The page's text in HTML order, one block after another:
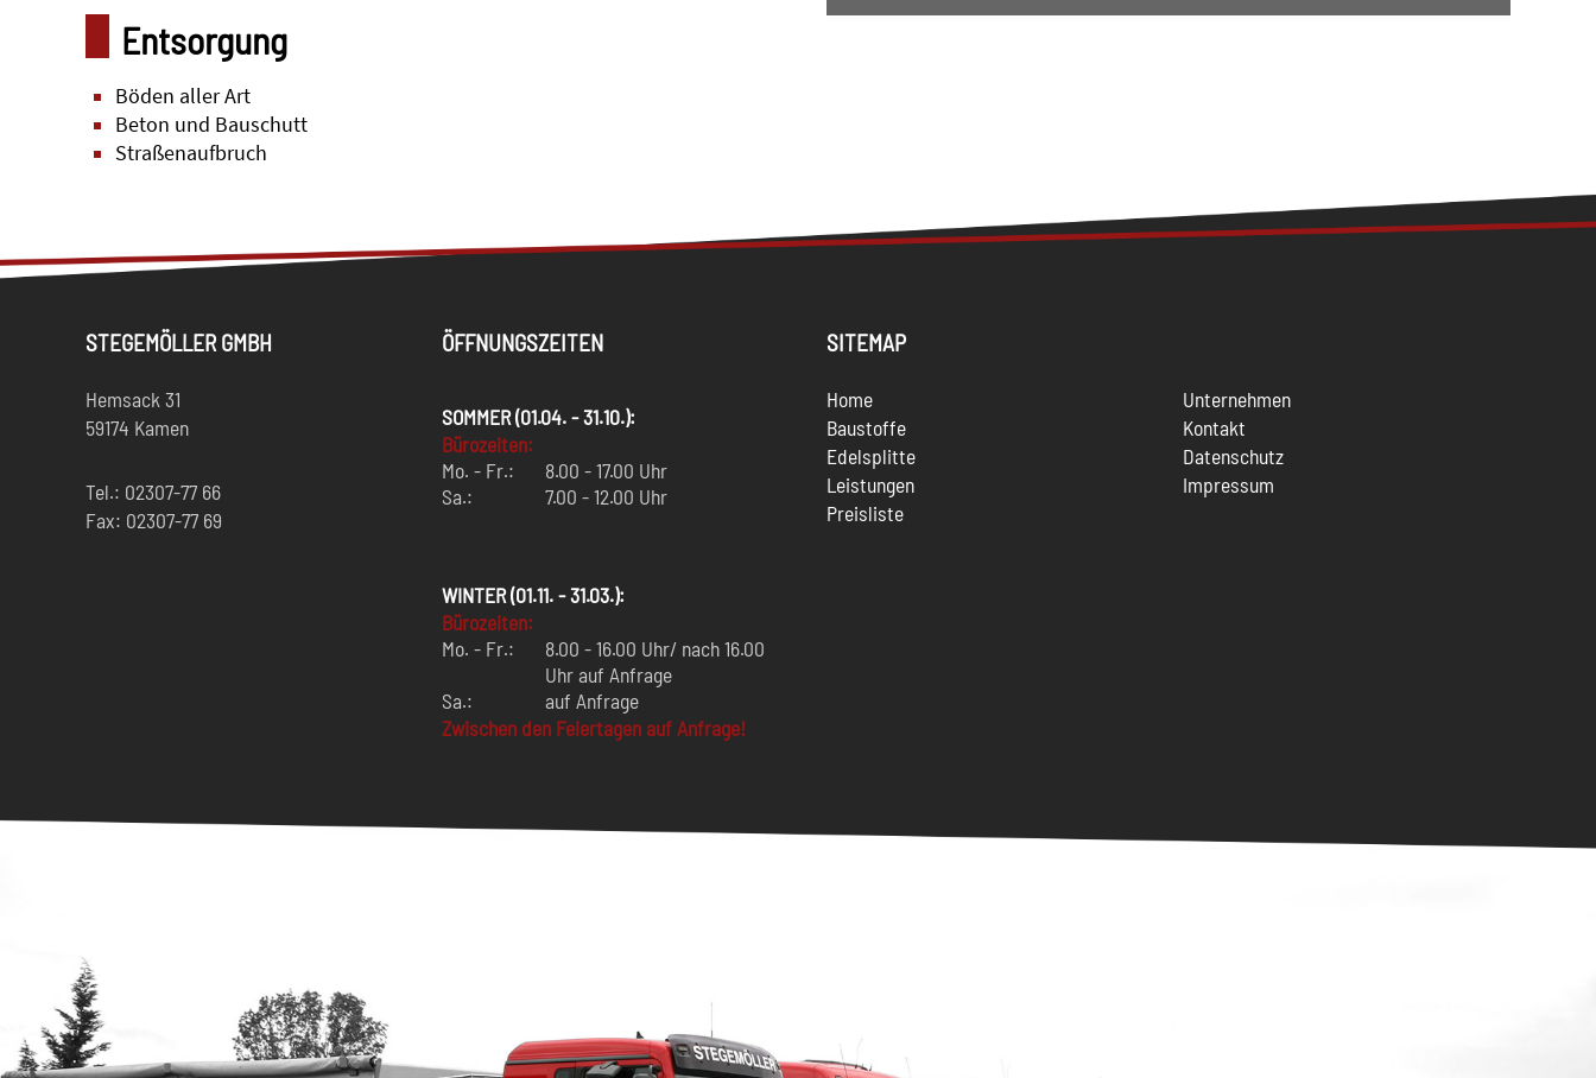
Entsorgung
Böden aller Art
Beton und Bauschutt
Straßenaufbruch
STEGEMÖLLER GMBH
Hemsack 31
59174 Kamen
Tel.: 02307-77 66
Fax: 02307-77 69
ÖFFNUNGSZEITEN
SOMMER (01.04. - 31.10.):
Bürozeiten:
Mo. - Fr.:
8.00 - 17.00 Uhr
Sa.:
7.00 - 12.00 Uhr
WINTER (01.11. - 31.03.):
Bürozeiten:
Mo. - Fr.:
8.00 - 16.00 Uhr/ nach 16.00
Uhr auf Anfrage
Sa.:
auf Anfrage
Zwischen den Feiertagen auf Anfrage!
SITEMAP
Home
Baustoffe
Edelsplitte
Leistungen
Preisliste
Unternehmen
Kontakt
Datenschutz
Impressum